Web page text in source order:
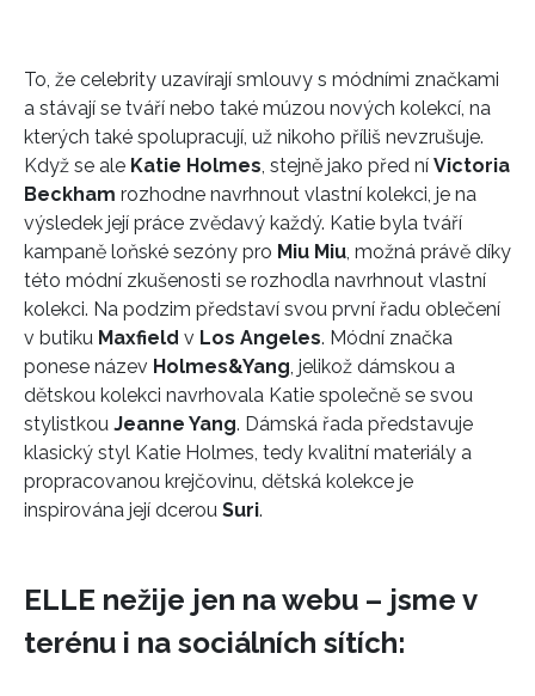
To, že celebrity uzavírají smlouvy s módními značkami
a stávají se tváří nebo také múzou nových kolekcí, na
kterých také spolupracují, už nikoho příliš nevzrušuje.
Když se ale Katie Holmes, stejně jako před ní Victoria
Beckham rozhodne navrhnout vlastní kolekci, je na
výsledek její práce zvědavý každý. Katie byla tváří
kampaně loňské sezóny pro Miu Miu, možná právě díky
této módní zkušenosti se rozhodla navrhnout vlastní
kolekci. Na podzim představí svou první řadu oblečení
v butiku Maxfield v Los Angeles. Módní značka
ponese název Holmes&Yang, jelikož dámskou a
dětskou kolekci navrhovala Katie společně se svou
stylistkou Jeanne Yang. Dámská řada představuje
klasický styl Katie Holmes, tedy kvalitní materiály a
propracovanou krejčovinu, dětská kolekce je
inspirována její dcerou Suri.
ELLE nežije jen na webu – jsme v
terénu i na sociálních sítích: